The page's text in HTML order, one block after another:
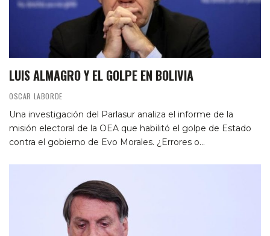
LUIS ALMAGRO Y EL GOLPE EN BOLIVIA
OSCAR LABORDE
Una investigación del Parlasur analiza el informe de la
misión electoral de la OEA que habilitó el golpe de Estado
contra el gobierno de Evo Morales. ¿Errores o…